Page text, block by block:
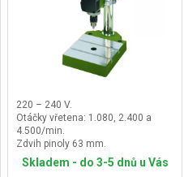
220 – 240 V.
Otáčky vřetena: 1.080, 2.400 a
4.500/min.
Zdvih pinoly 63 mm.
Výškové nastavování klikou 70
mm.
Skladem - do 3-5 dnů u Vás